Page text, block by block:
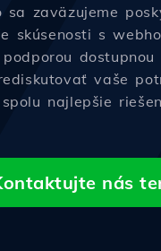
sa zaväzujeme
skúsenosti s
vaše
spolu najlepšie
nás